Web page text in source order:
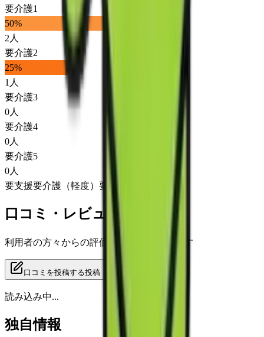
要介護1
50%
2 人
要介護2
25%
1 人
要介護3
0人
要介護4
0人
要介護5
0人
要支援要介護（軽度） 要介護（重度）
口コミ・レビュー
利用者の方々からの評価をご覧いただけます
口コミを投稿する投稿
読み込み中...
独自情報